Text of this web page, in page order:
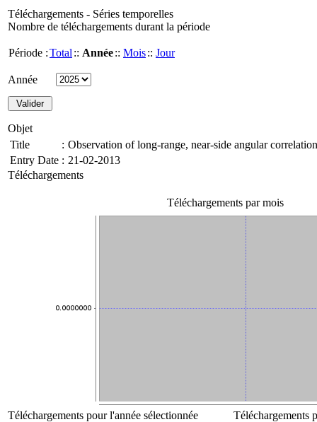
Téléchargements - Séries temporelles
Nombre de téléchargements durant la période
Période :Total :: Année:: Mois:: Jour
Année
Objet
Title
: Observation of long-range, near-side angular
Entry Date : 21-02-2013
Téléchargements
Téléchargements par mois
Téléchargements pour l'année sélectionnée
Téléchargements